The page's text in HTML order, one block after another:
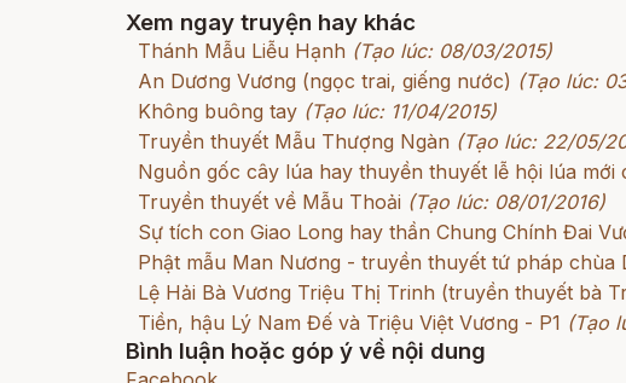
Xem ngay truyện hay khác
Thánh Mẫu Liễu Hạnh (Tạo lúc: 08/03/2015)
An Dương Vương (ngọc trai, giếng nước) (Tạo lúc:
Không buông tay (Tạo lúc: 11/04/2015)
Truyền thuyết Mẫu Thượng Ngàn (Tạo lúc: 22/05/
Nguồn gốc cây lúa hay thuyền thuyết lễ hội lúa mới
Truyền thuyết về Mẫu Thoải (Tạo lúc: 08/01/2016)
Sự tích con Giao Long hay thần Chung Chính Đai
Phật mẫu Man Nương - truyền thuyết tứ pháp chùa
Lệ Hải Bà Vương Triệu Thị Trinh (truyền thuyết bà
Tiền, hậu Lý Nam Đế và Triệu Việt Vương - P1 (Tạo
Bình luận hoặc góp ý về nội dung